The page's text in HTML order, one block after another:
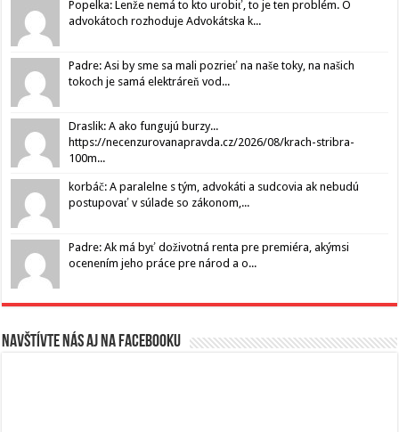
Popelka: Lenže nemá to kto urobiť, to je ten problém. O
advokátoch rozhoduje Advokátska k...
Padre: Asi by sme sa mali pozrieť na naše toky, na našich
tokoch je samá elektráreň vod...
Draslik: A ako fungujú burzy...
https://necenzurovanapravda.cz/2026/08/krach-stribra-
100m...
korbáč: A paralelne s tým, advokáti a sudcovia ak nebudú
postupovať v súlade so zákonom,...
Padre: Ak má byť doživotná renta pre premiéra, akýmsi
ocenením jeho práce pre národ a o...
Navštívte nás aj na Facebooku